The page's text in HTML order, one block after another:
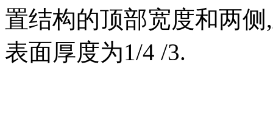
置结构的顶部宽度和两
表面厚度为1/4 /3.